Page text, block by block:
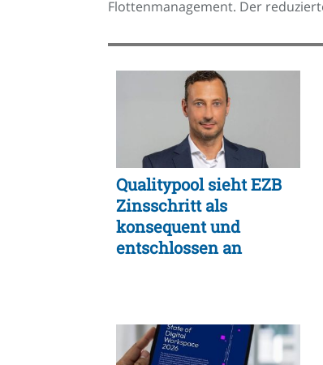
Flottenmanagement. Der
Qualitypool sieht EZB
Zinsschritt als
konsequent und
entschlossen an